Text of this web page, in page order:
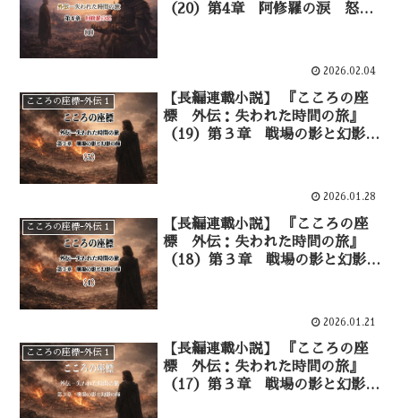
（20）第4章 阿修羅の涙 怒り
2026.02.04
こころの座標ｰ外伝１
【長編連載小説】 『こころの座
標 外伝：失われた時間の旅』
（19）第３章 戦場の影と幻影の
2026.01.28
こころの座標ｰ外伝１
【長編連載小説】 『こころの座
標 外伝：失われた時間の旅』
（18）第３章 戦場の影と幻影の
2026.01.21
こころの座標ｰ外伝１
【長編連載小説】 『こころの座
標 外伝：失われた時間の旅』
（17）第３章 戦場の影と幻影の